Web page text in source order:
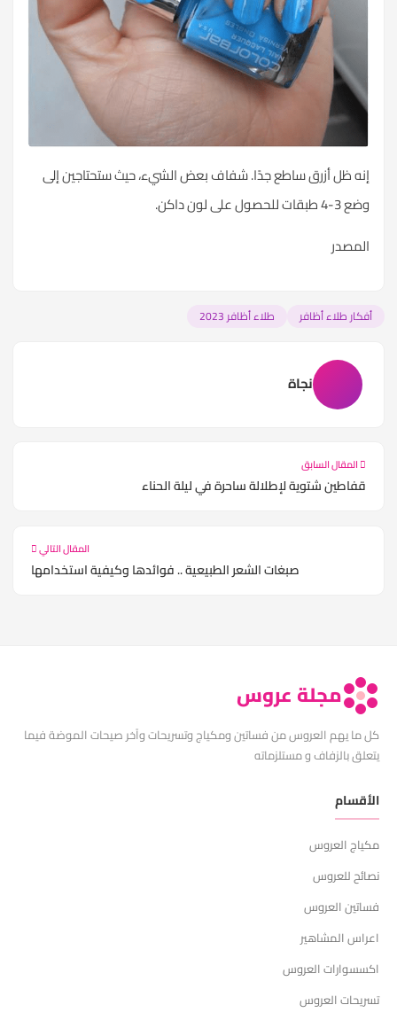
إنه ظل أزرق ساطع جدًا. شفاف بعض الشيء، حيث ستحتاجين إلى
وضع 3-4 طبقات للحصول على لون داكن.
المصدر
أفكار طلاء أظافر طلاء أظافر 2023
نجاة
المقال السابق
قفاطين شتوية لإطلالة ساحرة في ليلة الحناء
المقال التالي
صبغات الشعر الطبيعية .. فوائدها وكيفية استخدامها
مجلة عروس
كل ما يهم العروس من فساتين ومكياج وتسريحات وآخر صيحات الموضة فيما
يتعلق بالزفاف و مستلزماته
الأقسام
مكياج العروس
نصائح للعروس
فساتين العروس
اعراس المشاهير
اكسسوارات العروس
تسريحات العروس